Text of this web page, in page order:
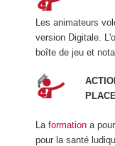
Les animateurs
version Digitale.
boîte de jeu et
Laformationa
pour la santé